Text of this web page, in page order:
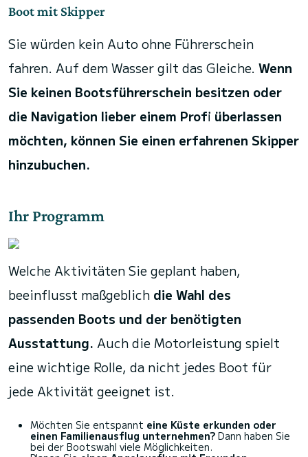
Boot mit Skipper
Sie würden kein Auto ohne Führerschein
fahren. Auf dem Wasser gilt das Gleiche. Wenn
Sie keinen Bootsführerschein besitzen oder
die Navigation lieber einem Profi überlassen
möchten, können Sie einen erfahrenen Skipper
hinzubuchen.
Ihr Programm
Welche Aktivitäten Sie geplant haben,
beeinflusst maßgeblich die Wahl des
passenden Boots und der benötigten
Ausstattung. Auch die Motorleistung spielt
eine wichtige Rolle, da nicht jedes Boot für
jede Aktivität geeignet ist.
Möchten Sie entspannt eine Küste erkunden oder
einen Familienausflug unternehmen? Dann haben Sie
bei der Bootswahl viele Möglichkeiten.